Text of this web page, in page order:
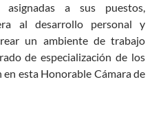
a sus puestos,
al desarrollo personal y
un ambiente de trabajo
de especialización de los
esta Honorable Cámara de